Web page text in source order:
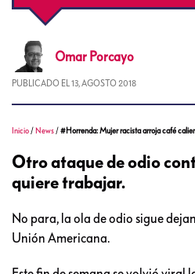
Omar Porcayo
PUBLICADO EL 13, AGOSTO 2018
Inicio / News /#Horrenda: Mujer racista arroja café
Otro ataque de odio
quiere trabajar.
No para, la ola de odio sigue
Unión Americana.